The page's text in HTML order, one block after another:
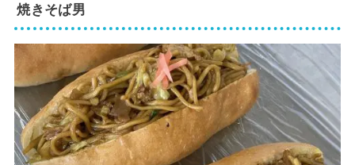
焼きそば男